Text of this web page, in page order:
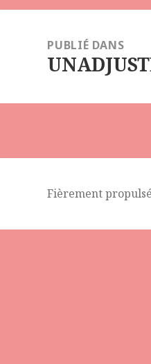
l’article
PUBLIÉ DANS
Fièrement